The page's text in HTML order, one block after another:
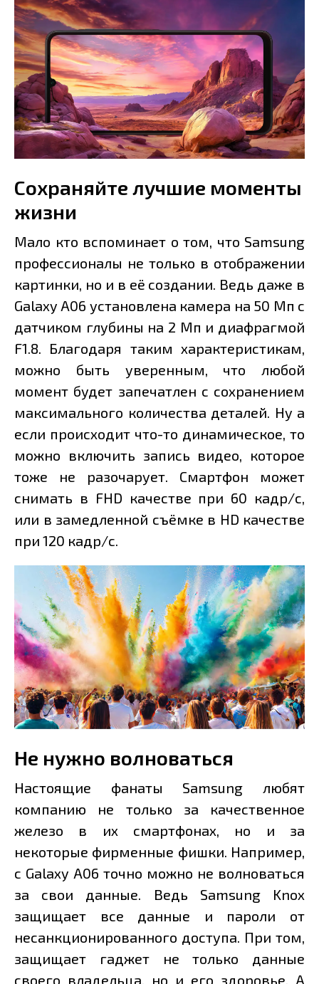
Сохраняйте лучшие моменты
жизни
Мало кто вспоминает о том, что Samsung
профессионалы не только в отображении
картинки, но и в её создании. Ведь даже в
Galaxy A06 установлена камера на 50 Мп с
датчиком глубины на 2 Мп и диафрагмой
F1.8. Благодаря таким характеристикам,
можно быть уверенным, что любой
момент будет запечатлен с сохранением
максимального количества деталей. Ну а
если происходит что-то динамическое, то
можно включить запись видео, которое
тоже не разочарует. Смартфон может
снимать в FHD качестве при 60 кадр/с,
или в замедленной съёмке в HD качестве
при 120 кадр/с.
Не нужно волноваться
Настоящие фанаты Samsung любят
компанию не только за качественное
железо в их смартфонах, но и за
некоторые фирменные фишки. Например,
с Galaxy A06 точно можно не волноваться
за свои данные. Ведь Samsung Knox
защищает все данные и пароли от
несанкционированного доступа. При том,
защищает гаджет не только данные
своего владельца, но и его здоровье. А